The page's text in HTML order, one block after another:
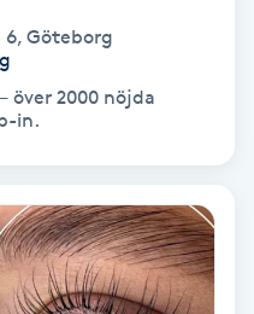
6, Göteborg
över 2000 nöjda
in.